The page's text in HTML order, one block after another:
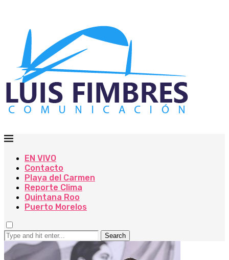
EN VIVO
Contacto
Playa del Carmen
Reporte Clima
Quintana Roo
Puerto Morelos
Search